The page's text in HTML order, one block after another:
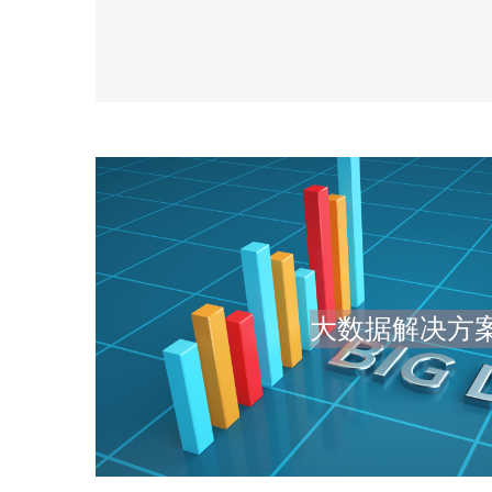
大数据解决方